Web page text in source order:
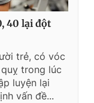
40 lại đột
trẻ, có vóc
trong lúc
luyện lại
vấn đề...